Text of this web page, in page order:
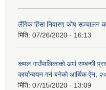
लैंगिक हिंसा निवारण कोष सञ्चालन
मिति: 07/26/2020 - 16:13
कमल गाउँपालिकाको अर्थ सम्बन्धी
कार्यान्वयन गर्न बनेको आर्थिक ऐन,
मिति: 07/15/2020 - 13:09